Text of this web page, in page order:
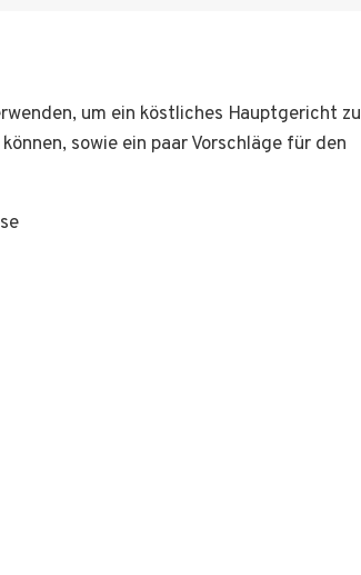
um ein köstliches Hauptgericht zu
sowie ein paar Vorschläge für den